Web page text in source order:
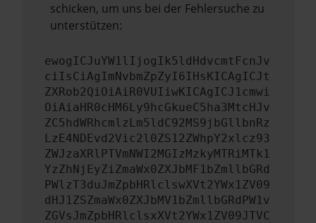
schicken, um uns bei der Fehlersuche zu
unterstützen:
ewogICJuYW1lIjogIk5ldHdvcmtFcnJv
ciIsCiAgImNvbmZpZyI6IHsKICAgICJt
ZXRob2QiOiAiR0VUIiwKICAgICJ1cmwi
OiAiaHR0cHM6Ly9hcGkueC5ha3MtcHJv
ZC5hdWRhcmlzLm5ldC92MS9jbGllbnRz
LzE4NDEvd2Vic2l0ZS12ZWhpY2xlcz93
ZWJzaXRlPTVmNWI2MGIzMzkyMTRiMTk1
YzZhNjEyZiZmaWx0ZXJbMF1bZmllbGRd
PWlzT3duJmZpbHRlclswXVt2YWx1ZV09
dHJ1ZSZmaWx0ZXJbMV1bZmllbGRdPW1v
ZGVsJmZpbHRlclsxXVt2YWx1ZV09JTVC